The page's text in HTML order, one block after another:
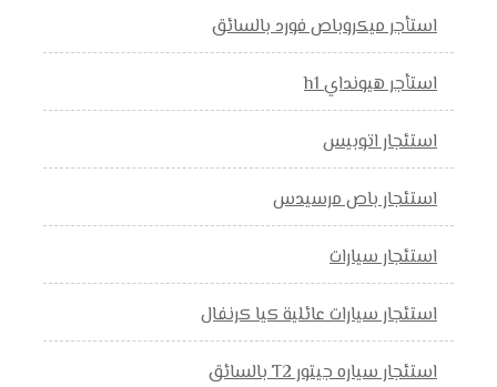
استأجر ميكروباص فورد بالسائق
استأجر هيونداي h1
استئجار اتوبيس
استئجار باص مرسيدس
استئجار سيارات
استئجار سيارات عائلية كيا كرنفال
استئجار سياره جيتور T2 بالسائق